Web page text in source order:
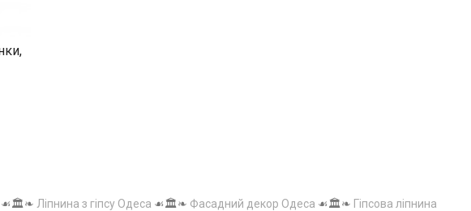
☙🏛️❧ Ліпнина з гіпсу Одеса ☙🏛️❧ Фасадний декор Одеса ☙🏛️❧ Гіпсова ліпнина